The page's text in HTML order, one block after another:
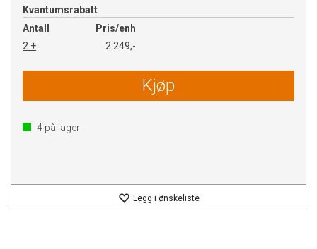
Kvantumsrabatt
Antall
Pris/enh
2 +
2 249,-
Kjøp
4 på lager
Legg i ønskeliste